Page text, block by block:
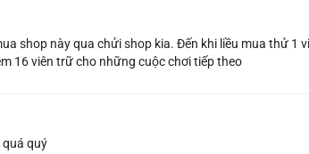
shop này qua chửi shop kia. Đến khi liều mua thử 1
16 viên trữ cho những cuộc chơi tiếp theo
quá quý